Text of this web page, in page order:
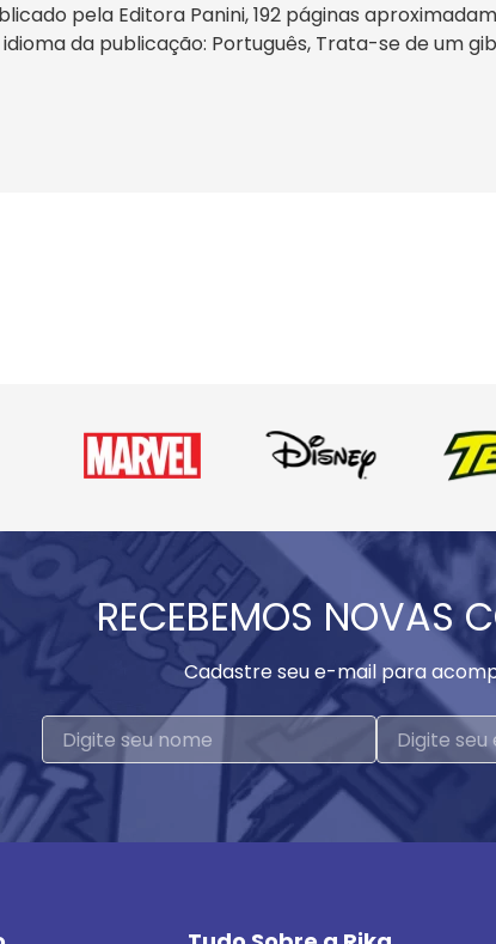
pela Editora Panini, 192 páginas
da publicação: Português, Trata-se de um
RECEBEMOS NOVAS
Cadastre seu e-mail para